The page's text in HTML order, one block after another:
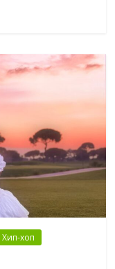
Хип-хоп